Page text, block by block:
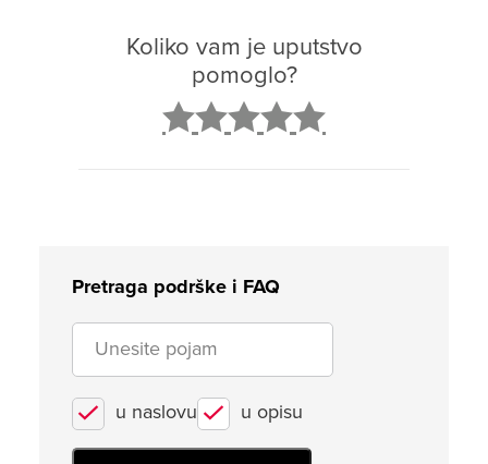
Koliko vam je uputstvo
pomoglo?
Pretraga podrške i FAQ
u naslovu u opisu